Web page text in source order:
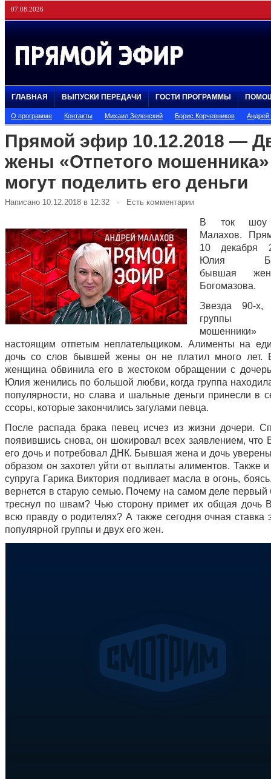
07.08.2026
ГЛАВНАЯ ВЫПУСКИ ПЕРЕДАЧИ ГОСТИ ПРОГРАММЫ
О программе Контакты Михаил Зеленский Борис Корчевников
Прямой эфир 10.12.2018 —
жены «Отпетого
могут поделить его деньги
Написано 10.12.2018 в 12:32 · Есть комментарии
В ток шоу
Малахов.
10 декабря
Юлия
бывшая
Богомазова.
Звезда 90-х,
группы
настоящим отпетым неплательщиком. Алименты на
дочь со слов бывшей жены он не платил много лет.
женщина обвинила его в жестоком обращении с
Юлия женились по большой любви, когда группа
популярности, но слава и шальные деньги принесли в
ссоры, которые закончились загулами певца.
После распада брака певец исчез из жизни дочери.
появившись снова, он шокировал всех заявлением, что
его дочь и потребовал ДНК. Бывшая жена и дочь
образом он захотел уйти от выплаты алиментов. Также
супруга Гарика Виктория подливает масла в огонь,
вернется в старую семью. Почему на самом деле первый
треснул по швам? Чью сторону примет их общая дочь
всю правду о родителях? А также сегодня очная ставка
популярной группы и двух его жен.